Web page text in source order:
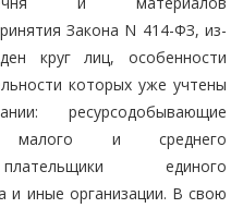
Закона N 414-ФЗ, из-
круг лиц, особенности
которых уже учтены
ресурсодобывающие
малого и среднего
единого
и иные организации. В свою